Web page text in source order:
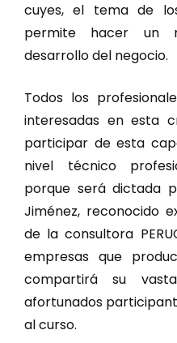
cuyes, el tema de
permite hacer un
desarrollo del negocio.
Todos los
interesadas en esta
participar de esta
nivel técnico
porque será dictada
Jiménez, reconocido
de la consultora
empresas que
compartirá su
afortunados
al curso.